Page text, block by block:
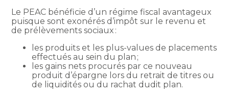
Le PEAC bénéficie d’un régime fiscal avantageux
puisque sont exonérés d’impôt sur le revenu et
de prélèvements sociaux :
les produits et les plus-values de placements
effectués au sein du plan ;
les gains nets procurés par ce nouveau
produit d’épargne lors du retrait de titres ou
de liquidités ou du rachat dudit plan.